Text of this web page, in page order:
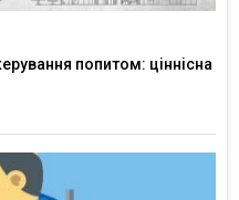
попитом: ціннісна